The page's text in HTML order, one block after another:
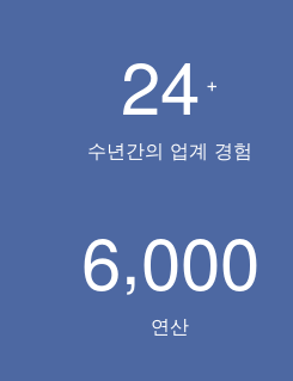
24 +
수년간의 업계 경험
6,000
연산